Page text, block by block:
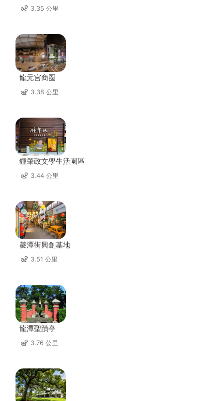
3.35 公里
龍元宮商圈
3.38 公里
鍾肇政文學生活園區
3.44 公里
菱潭街興創基地
3.51 公里
龍潭聖蹟亭
3.76 公里